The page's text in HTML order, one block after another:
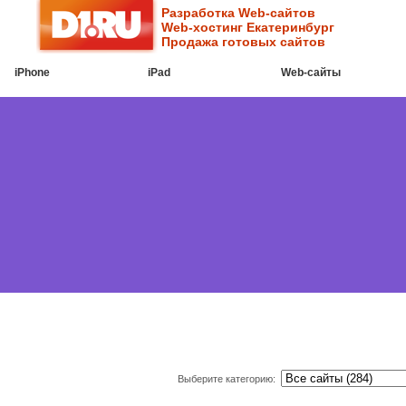
Разработка Web-сайтов
Web-хостинг Екатеринбург
Продажа готовых сайтов
iPhone iPad Web-cайты
Выберите категорию: